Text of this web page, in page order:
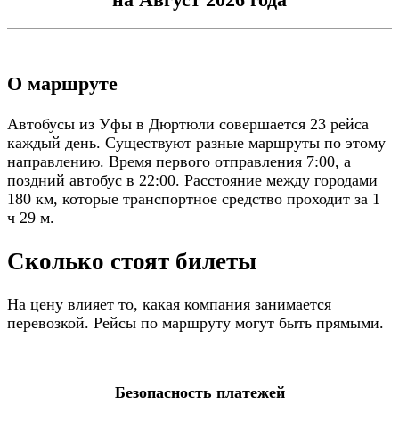
О маршруте
Автобусы из Уфы в Дюртюли совершается 23 рейса
каждый день. Существуют разные маршруты по этому
направлению. Время первого отправления 7:00, а
поздний автобус в 22:00. Расстояние между городами
180 км, которые транспортное средство проходит за 1
ч 29 м.
Сколько стоят билеты
На цену влияет то, какая компания занимается
перевозкой. Рейсы по маршруту могут быть прямыми.
Безопасность платежей